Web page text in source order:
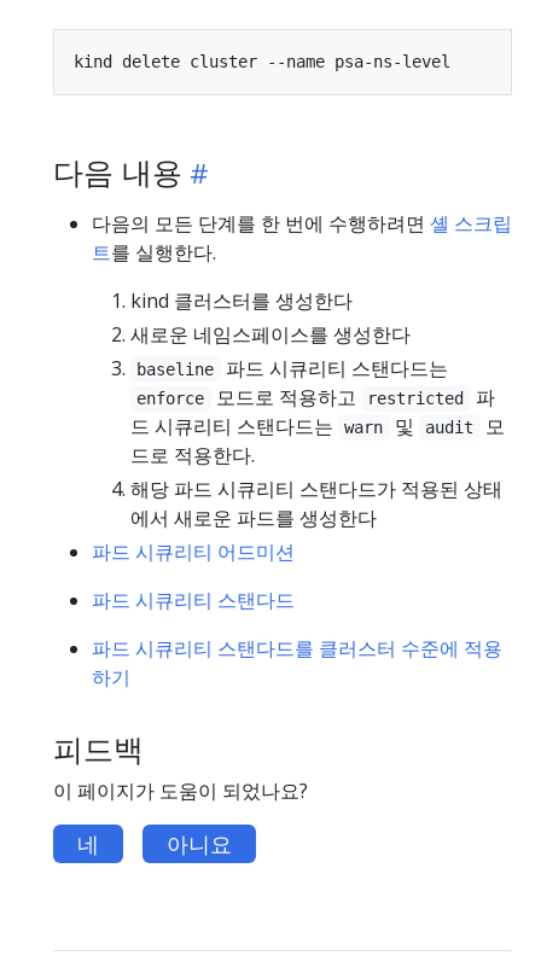
다음 내용
다음의 모든 단계를 한 번에 수행하려면 셸 스크립
트를 실행한다.
kind 클러스터를 생성한다
새로운 네임스페이스를 생성한다
baseline 파드 시큐리티 스탠다드는
enforce 모드로 적용하고 restricted
파
드 시큐리티 스탠다드는
warn 및 audit
모
드로 적용한다.
해당 파드 시큐리티 스탠다드가 적용된 상태
에서 새로운 파드를 생성한다
파드 시큐리티 어드미션
파드 시큐리티 스탠다드
파드 시큐리티 스탠다드를 클러스터 수준에 적용
하기
피드백
이 페이지가 도움이 되었나요?
네 아니요